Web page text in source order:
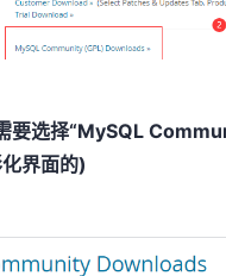
要选择“MySQL
界面的)